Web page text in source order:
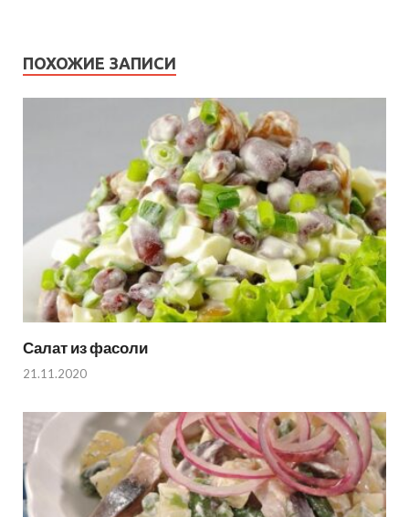
ПОХОЖИЕ ЗАПИСИ
Салат из фасоли
21.11.2020